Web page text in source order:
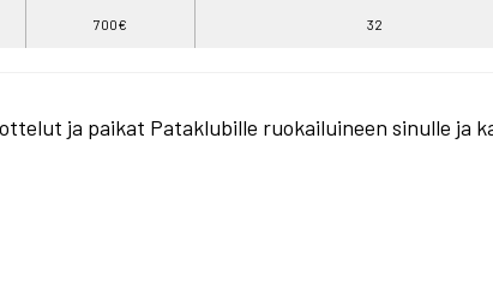
700€ 32
ja paikat Pataklubille ruokailuineen sinulle ja